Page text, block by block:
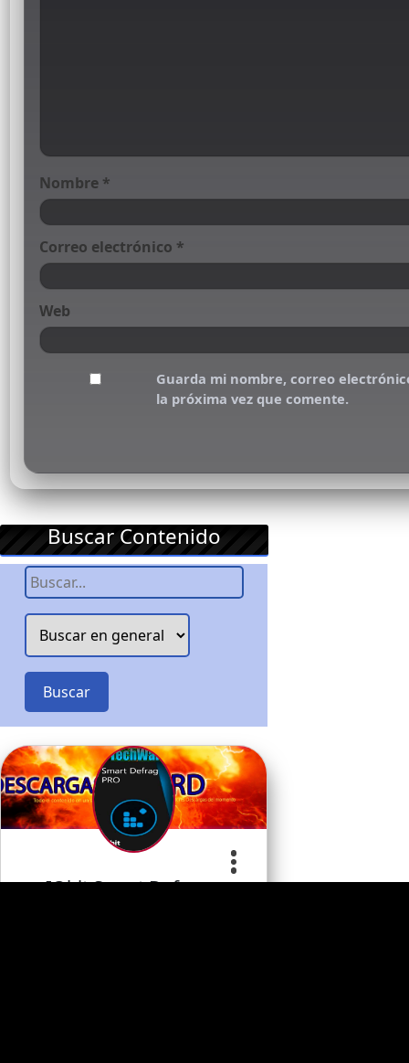
Nombre *
Correo electrónico *
Web
Guarda mi nombre, correo
la próxima vez que comente.
Buscar Contenido
Buscar
IObit Smart Defrag…